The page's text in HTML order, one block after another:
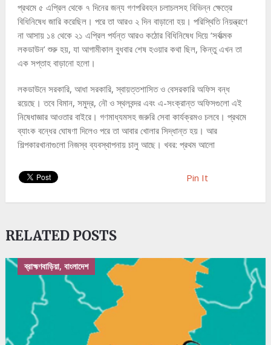
প্রথমে ৫ এপ্রিল থেকে ৭ দিনের জন্য গণপরিবহন চলাচলসহ বিভিন্ন ক্ষেত্রে
বিধিনিষেধ জারি করেছিল। পরে তা আরও ২ দিন বাড়ানো হয়। পরিস্থিতি নিয়ন্ত্রণে
না আসায় ১৪ থেকে ২১ এপ্রিল পর্যন্ত আরও কঠোর বিধিনিষেধ দিয়ে ‘সর্বাত্মক
লকডাউন’ শুরু হয়, যা আগামীকাল বুধবার শেষ হওয়ার কথা ছিল, কিন্তু এখন তা
এক সপ্তাহ বাড়ানো হলো।
লকডাউনে সরকারি, আধা সরকারি, স্বায়ত্তশাসিত ও বেসরকারি অফিস বন্ধ
রয়েছে। তবে বিমান, সমুদ্র, নৌ ও স্থলবন্দর এবং এ-সংক্রান্ত অফিসগুলো এই
নিষেধাজ্ঞার আওতার বাইরে। গণমাধ্যমসহ জরুরি সেবা কার্যক্রমও চলবে। প্রথমে
ব্যাংক বন্ধের ঘোষণা দিলেও পরে তা আবার খোলার সিদ্ধান্ত হয়। আর
শিল্পকারখানাগুলো নিজস্ব ব্যবস্থাপনায় চালু আছে। খবর: প্রথম আলো
Pin It
RELATED POSTS
ব্রাহ্মণবাড়িয়া, বাংলাদেশ